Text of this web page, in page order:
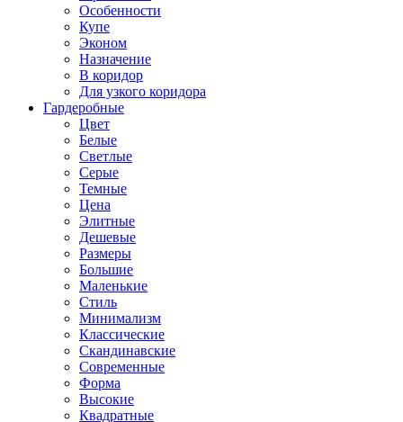
Особенности
Купе
Эконом
Назначение
В коридор
Для узкого коридора
Гардеробные
Цвет
Белые
Светлые
Серые
Темные
Цена
Элитные
Дешевые
Размеры
Большие
Маленькие
Стиль
Минимализм
Классические
Скандинавские
Современные
Форма
Высокие
Квадратные